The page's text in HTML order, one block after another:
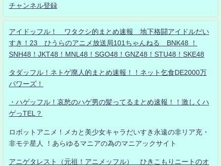
チャンネル登録
アイドッフル！ ワタクシ的まとめ速報 地下格闘アイドルだい
すき！23 ひうらのアニメ放送局101ちゃんねる BNK48 ！
SNH48！JKT48！MNL48！SGO48！GNZ48！STU48！SKE48
タダッフル！ネトゲ廃人的まとめ速報！！ネット乞食DE2000万
パワーズ！
・ハゲッフル！哀愁のハゲ男の髪ってるまとめ速報！！激しくハ
ゲっTEL？
ロボットアニメ！メカと美少女キャラだいすき永遠の非リア充・
非モテ星人 ！あらゆるマニアの為のマニアックサイト
アニゲタレスト（元祖！アニメッフル） ひきこもりニートのオ